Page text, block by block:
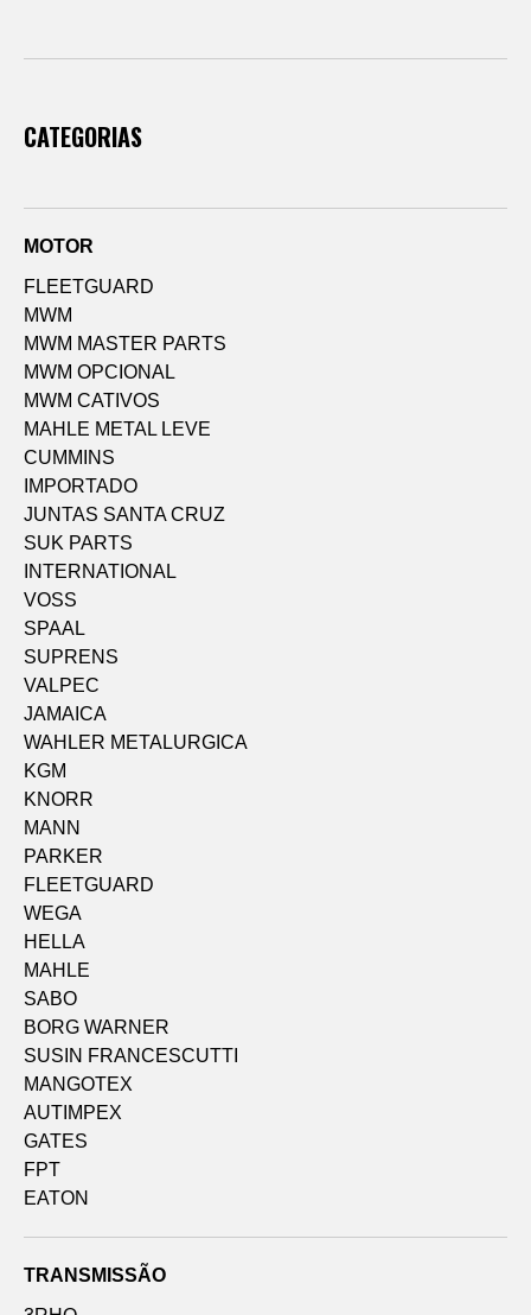
CATEGORIAS
MOTOR
FLEETGUARD
MWM
MWM MASTER PARTS
MWM OPCIONAL
MWM CATIVOS
MAHLE METAL LEVE
CUMMINS
IMPORTADO
JUNTAS SANTA CRUZ
SUK PARTS
INTERNATIONAL
VOSS
SPAAL
SUPRENS
VALPEC
JAMAICA
WAHLER METALURGICA
KGM
KNORR
MANN
PARKER
FLEETGUARD
WEGA
HELLA
MAHLE
SABO
BORG WARNER
SUSIN FRANCESCUTTI
MANGOTEX
AUTIMPEX
GATES
FPT
EATON
TRANSMISSÃO